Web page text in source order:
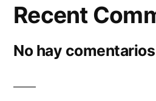
Recent
No hay